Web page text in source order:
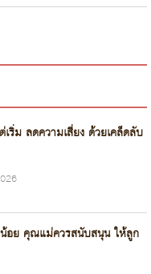
ริ่ม ลดความเสี่ยง ด้วยเคล็ดลับ
อย คุณแม่ควรสนับสนุน ให้ลูก